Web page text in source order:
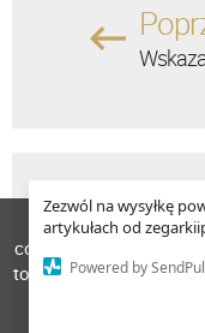
Zezwól na wysyłkę
artykułach od
Powered by
Następny
Krótka
W celu
cookies. Pozostanie
to, że pliki cookies